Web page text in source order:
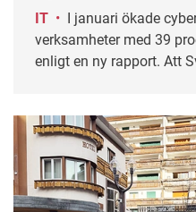
IT •
verksamheter med 39
enligt en ny rapport. Att
som utpressning.